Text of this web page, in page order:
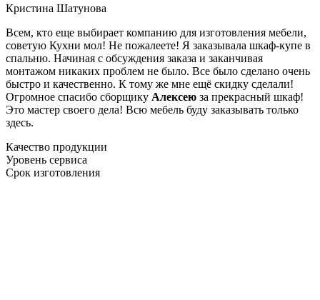
Кристина Шатунова
Всем, кто еще выбирает компанию для изготовления мебели,
советую Кухни мол! Не пожалеете! Я заказывала шкаф-купе в
спальню. Начиная с обсуждения заказа и заканчивая
монтажом никаких проблем не было. Все было сделано очень
быстро и качественно. К тому же мне ещё скидку сделали!
Огромное спасибо сборщику Алексею за прекрасный шкаф!
Это мастер своего дела! Всю мебель буду заказывать только
здесь.
Качество продукции
Уровень сервиса
Срок изготовления